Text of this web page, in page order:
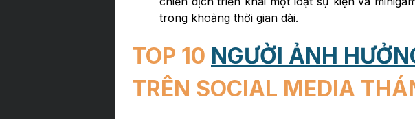
trong khoảng thời gian dài.
TOP 10 NGƯỜI ẢNH
TRÊN SOCIAL MEDIA